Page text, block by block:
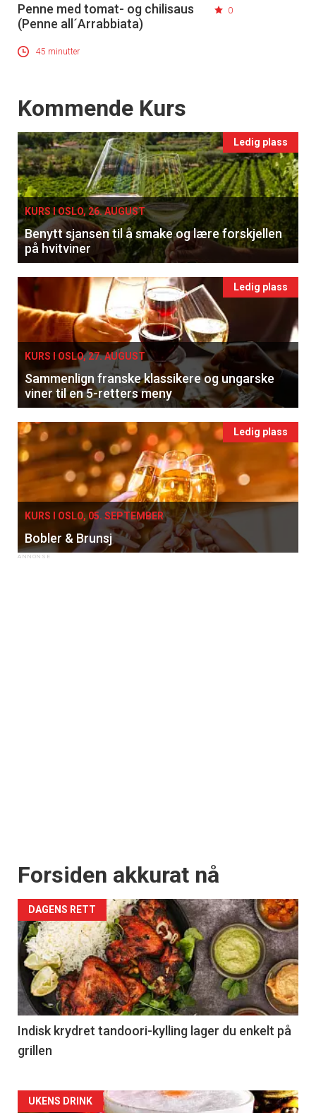
Penne med tomat- og chilisaus
(Penne all´Arrabbiata)
0
45 minutter
Events
Kommende Kurs
Ledig plass
KURS I OSLO, 26. AUGUST
Benytt sjansen til å smake og lære forskjellen
på hvitviner
Ledig plass
KURS I OSLO, 27. AUGUST
Sammenlign franske klassikere og ungarske
viner til en 5-retters meny
Ledig plass
KURS I OSLO, 05. SEPTEMBER
Bobler & Brunsj
Forsiden akkurat nå
DAGENS RETT
Indisk krydret tandoori-kylling lager du enkelt på
grillen
Forsiden
UKENS DRINK